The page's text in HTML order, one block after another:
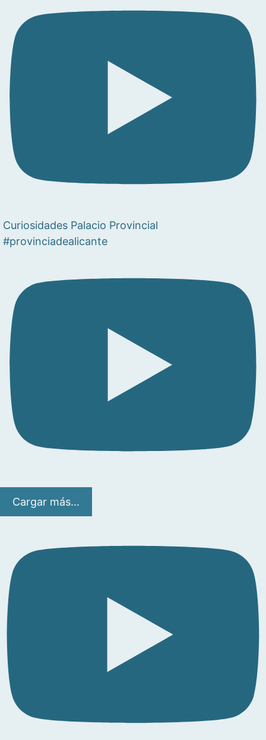
Curiosidades Palacio Provincial
#provinciadealicante
Cargar más...